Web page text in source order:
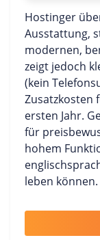
Hostinger
Ausstattung,
modernen,
zeigt jedoch
(kein
Zusatzkosten
ersten Jahr.
für
hohem
leben können.